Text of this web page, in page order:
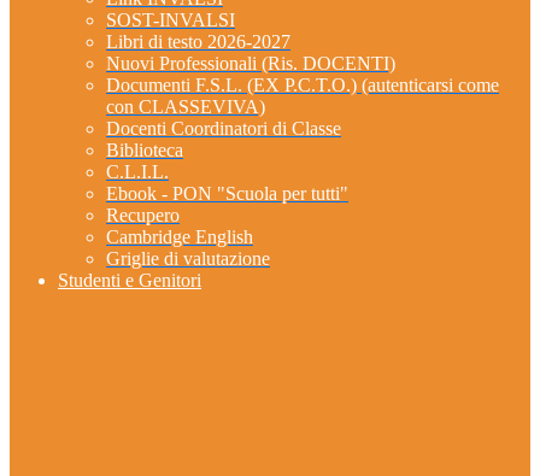
SOST-INVALSI
Libri di testo 2026-2027
Nuovi Professionali (Ris. DOCENTI)
Documenti F.S.L. (EX P.C.T.O.) (autenticarsi come
con CLASSEVIVA)
Docenti Coordinatori di Classe
Biblioteca
C.L.I.L.
Ebook - PON "Scuola per tutti"
Recupero
Cambridge English
Griglie di valutazione
Studenti e Genitori